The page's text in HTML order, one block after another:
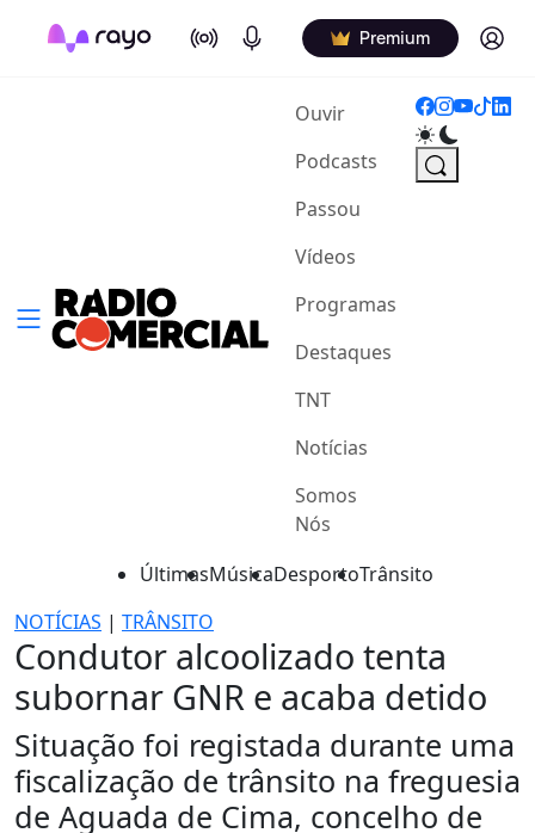
On Air Podcasts Premium Log in
Ouvir(current)
Podcasts
Passou
Vídeos
Programas
Destaques
TNT
Notícias
Somos
Nós
ÚltimasMúsicaDesportoTrânsito
NOTÍCIAS | TRÂNSITO
Condutor alcoolizado tenta
subornar GNR e acaba detido
Situação foi registada durante uma
fiscalização de trânsito na freguesia
de Aguada de Cima, concelho de